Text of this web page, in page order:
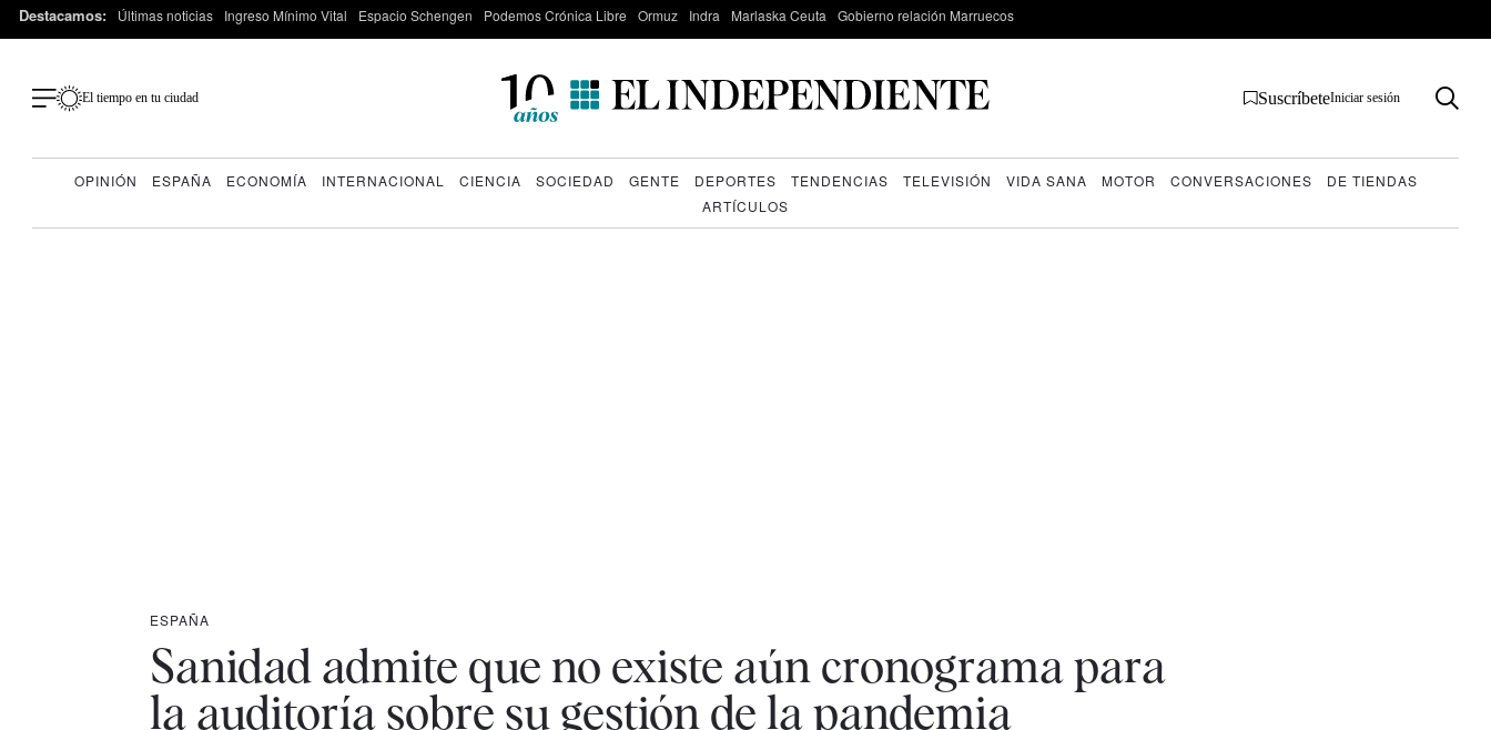
Destacamos: Últimas noticias Ingreso Mínimo Vital Espacio Schengen Podemos Crónica Libre Ormuz Indra Marlaska Ceuta Gobierno relación Marruecos
El tiempo en tu ciudad SuscríbeteIniciar sesión
OPINIÓN ESPAÑA ECONOMÍA INTERNACIONAL CIENCIA SOCIEDAD GENTE DEPORTES TENDENCIAS TELEVISIÓN VIDA SANA MOTOR CONVERSACIONES
DE TIENDAS
ARTÍCULOS
ESPAÑA
Sanidad admite que no existe aún cronograma para
la auditoría sobre su gestión de la pandemia